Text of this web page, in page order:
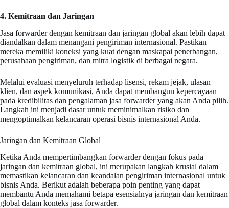
4. Kemitraan dan Jaringan
Jasa forwarder dengan kemitraan dan jaringan global akan lebih dapat
diandalkan dalam menangani pengiriman internasional. Pastikan
mereka memiliki koneksi yang kuat dengan maskapai penerbangan,
perusahaan pengiriman, dan mitra logistik di berbagai negara.
Melalui evaluasi menyeluruh terhadap lisensi, rekam jejak, ulasan
klien, dan aspek komunikasi, Anda dapat membangun kepercayaan
pada kredibilitas dan pengalaman jasa forwarder yang akan Anda pilih.
Langkah ini menjadi dasar untuk meminimalkan risiko dan
mengoptimalkan kelancaran operasi bisnis internasional Anda.
Jaringan dan Kemitraan Global
Ketika Anda mempertimbangkan forwarder dengan fokus pada
jaringan dan kemitraan global, ini merupakan langkah krusial dalam
memastikan kelancaran dan keandalan pengiriman internasional untuk
bisnis Anda. Berikut adalah beberapa poin penting yang dapat
membantu Anda memahami betapa esensialnya jaringan dan kemitraan
global dalam konteks jasa forwarder.